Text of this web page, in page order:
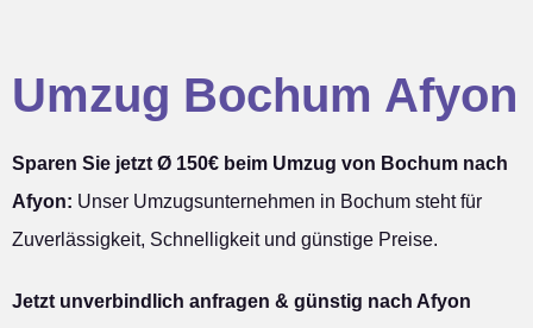
Umzug Bochum Afyon
Sparen Sie jetzt Ø 150€ beim Umzug von Bochum nach
Afyon: Unser Umzugsunternehmen in Bochum steht für
Zuverlässigkeit, Schnelligkeit und günstige Preise.
Jetzt unverbindlich anfragen & günstig nach Afyon